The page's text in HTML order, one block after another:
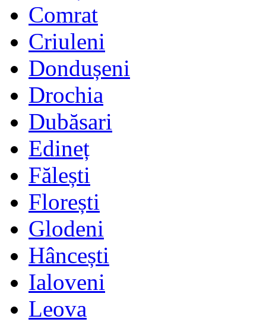
Comrat
Criuleni
Dondușeni
Drochia
Dubăsari
Edineț
Fălești
Florești
Glodeni
Hâncești
Ialoveni
Leova